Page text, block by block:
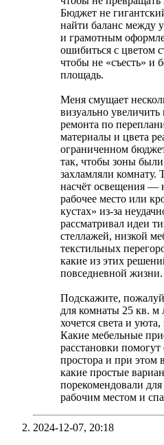
Бюджет не
найти баланс между
и грамотным
ошибиться с цветом
чтобы не «съесть» и
площадь.
Меня смущает
визуально увеличить
ремонта по
материалы и цвета
ограниченном
так, чтобы зоны
захламляли
насчёт освещения —
рабочее место или
кустах» из-за
рассматривал идеи
стеллажей, низкой
текстильных
какие из этих
повседневной жизни.
Подскажите,
для комнаты 25 кв. м
хочется света и
Какие мебельные
расстановки
простора и при этом
какие простые
порекомендовали
рабочим местом и
2024-12-07, 20:18